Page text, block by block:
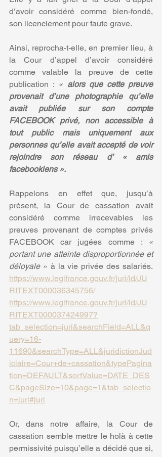
d’avoir considéré comme bien-fondé,
son licenciement pour faute grave.
Ainsi, reprocha-t-elle, en premier lieu, à
la Cour d’appel d’avoir considéré
comme valable la preuve de cette
publication : « alors que cette preuve
provenait d’une photographie qu’elle
avait publiée sur son compte
FACEBOOK privé, non accessible à
tout public mais uniquement aux
personnes qu’elle avait accepté de voir
rejoindre son réseau d’ « amis
facebookiens ».
Rappelons en effet que, jusqu’à
présent, la Cour de cassation avait
considéré comme irrecevables les
preuves provenant de comptes privés
FACEBOOK car jugées comme :
«
portant une atteinte disproportionnée et
déloyale
https://www.legifrance.gouv.fr/juri/id/JU
RITEXT000036345756/
https://www.legifrance.gouv.fr/juri/id/JU
RITEXT000037424997?
tab_selection=juri&searchField=ALL&q
uery=16-
11690&searchType=ALL&juridictionJud
iciaire=Cour+de+cassation&typePagina
tion=DEFAULT&sortValue=DATE_DES
C&pageSize=10&page=1&tab_selectio
n=juri#juri
Or, dans notre affaire, la Cour de
cassation semble mettre le holà à cette
permissivité puisqu’elle a décidé que si,